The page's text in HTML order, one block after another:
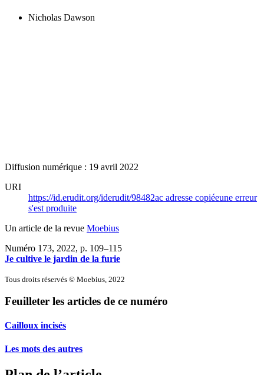
Nicholas Dawson
Diffusion numérique : 19 avril 2022
URI
https://id.erudit.org/iderudit/98482ac adresse copiéeune erreur
s'est produite
Un article de la revue Moebius
Numéro 173, 2022, p. 109–115
Je cultive le jardin de la furie
Tous droits réservés © Moebius, 2022
Feuilleter les articles de ce numéro
Cailloux incisés
Les mots des autres